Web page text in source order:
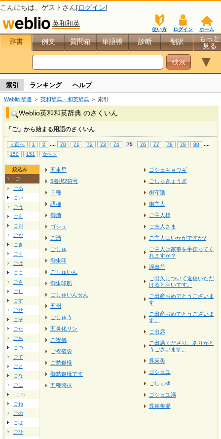
こんにちは、 ゲスト さん[ログイン]
英和和英
ホーム
ログイン
使い方
辞書 例文 質問箱 単語帳 診断 翻訳
もっと
見る
▼
索引 ランキング ヘルプ
Weblio 辞書 ＞ 英和辞典・和英辞典 ＞ 索引
Weblio英和和英辞典 のさくいん
「ご」から始まる用語のさくいん
＜前へ 1 2 .... 70 71 72 73 74 75 76 77 78 79 80 ....
150 151 次へ＞
絞込み
ご
ごあ
ごい
ごう
ごえ
ごお
ごか
ごき
ごく
ごけ
ごこ
ごさ
ごし
ごす
ごせ
ごそ
ごた
ごち
ごつ
ごて
ごと
ごな
ごに
ごぬ
ごね
ごの
ごは
ごひ
五車星
5者択2符号
５種
語種
御酒
ゴシュ
ご酒
ごしゅ
御朱印
ごしゅいん
御朱印船
ごしゅいんせん
五州
ごしゅう
五臭化リン
ご祝儀
ご祝儀袋
ご愁傷様
御愁傷様です
五種競技
ゴシュキョウギ
ごしゅきょうぎ
御守護
御主人
ご主人様
ご主人さま
ご主人はいかがですか?
ご主人は家事を手伝ってく
れますか？
誤出荷
ご出欠について返信いただ
けると幸いです。
ご出産おめでとうございま
す
ご出産おめでとうございま
す。
ご出席
ご出席くださり、ありがと
うございます。
呉茱萸
ゴシュユ
ごしゅゆ
ゴシュユ湯
呉茱萸湯